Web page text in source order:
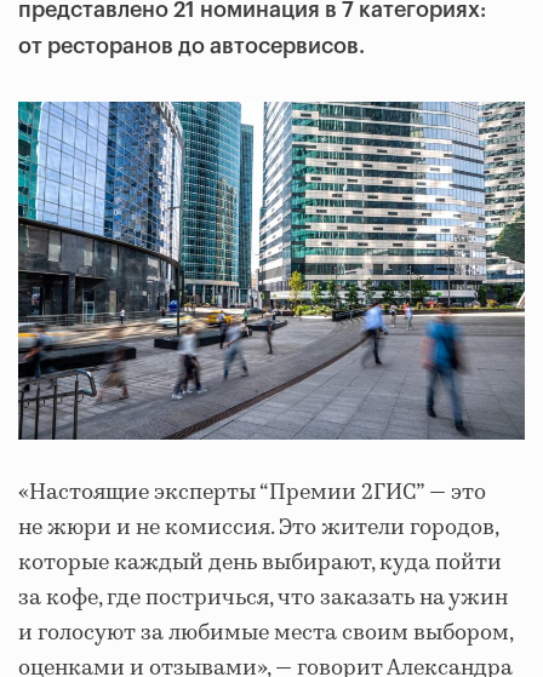
представлено 21 номинация в 7 категориях:
от ресторанов до автосервисов.
«Настоящие эксперты “Премии 2ГИС” — это
не жюри и не комиссия. Это жители городов,
которые каждый день выбирают, куда пойти
за кофе, где постричься, что заказать на ужин
и голосуют за любимые места своим выбором,
оценками и отзывами», — говорит Александра